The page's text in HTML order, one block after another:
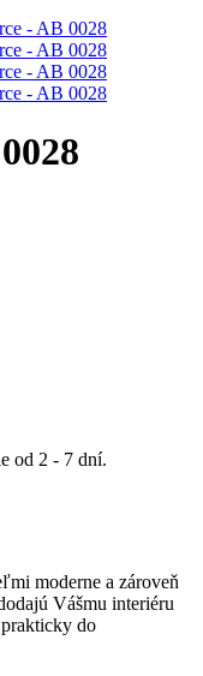
od 2 - 7 dní.
moderne a zároveň
Vášmu interiéru
do